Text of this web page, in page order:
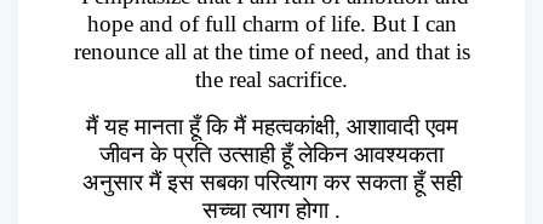
hope and of full charm of life. But I can
renounce all at the time of need, and that is
the real sacrifice.
मैं यह मानता हूँ कि मैं महत्वकांक्षी, आशावादी एवम
जीवन के प्रति उत्साही हूँ लेकिन आवश्यकता
अनुसार मैं इस सबका परित्याग कर सकता हूँ सही
सच्चा त्याग होगा .